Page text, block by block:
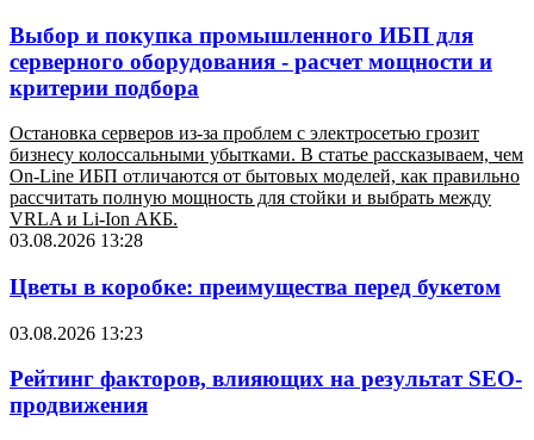
Выбор и покупка промышленного ИБП для
серверного оборудования - расчет мощности и
критерии подбора
Остановка серверов из-за проблем с электросетью грозит
бизнесу колоссальными убытками. В статье рассказываем, чем
On-Line ИБП отличаются от бытовых моделей, как правильно
рассчитать полную мощность для стойки и выбрать между
VRLA и Li-Ion АКБ.
03.08.2026 13:28
Цветы в коробке: преимущества перед букетом
03.08.2026 13:23
Рейтинг факторов, влияющих на результат SEO-
продвижения